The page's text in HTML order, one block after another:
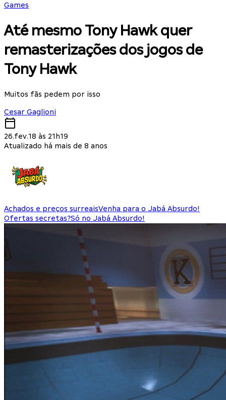
Games
Até mesmo Tony Hawk quer
remasterizações dos jogos de
Tony Hawk
Muitos fãs pedem por isso
Cesar Gaglioni
26.fev.18 às 21h19
Atualizado há mais de 8 anos
Achados e preços surreaisVenha para o Jabá Absurdo!
Ofertas secretas?Só no Jabá Absurdo!